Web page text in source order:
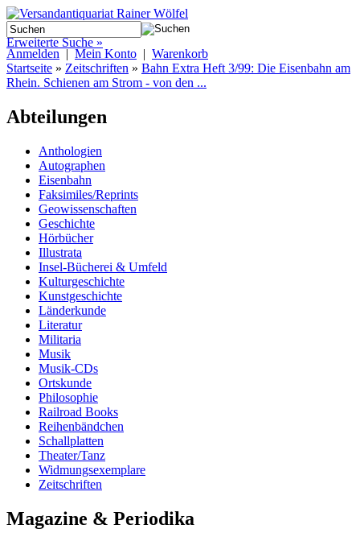
Erweiterte Suche »
Anmelden | Mein Konto | Warenkorb
Startseite » Zeitschriften » Bahn Extra Heft 3/99: Die Eisenbahn am
Rhein. Schienen am Strom - von den ...
Abteilungen
Anthologien
Autographen
Eisenbahn
Faksimiles/Reprints
Geowissenschaften
Geschichte
Hörbücher
Illustrata
Insel-Bücherei & Umfeld
Kulturgeschichte
Kunstgeschichte
Länderkunde
Literatur
Militaria
Musik
Musik-CDs
Ortskunde
Philosophie
Railroad Books
Reihenbändchen
Schallplatten
Theater/Tanz
Widmungsexemplare
Zeitschriften
Magazine & Periodika